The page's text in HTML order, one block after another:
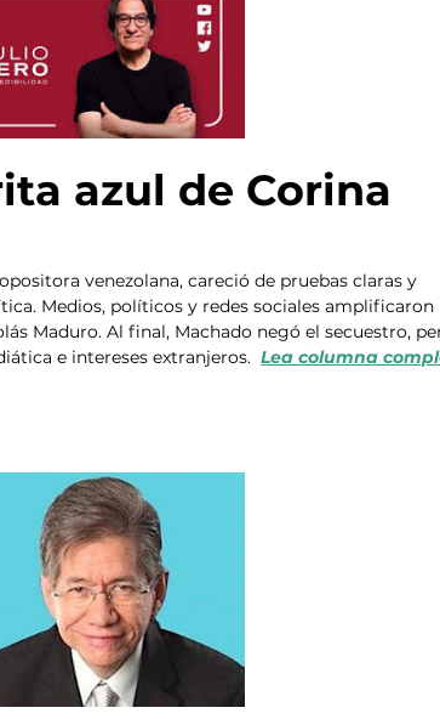
azul de Corina
venezolana, careció de pruebas claras y
Medios, políticos y redes sociales
Maduro. Al final, Machado negó el secuestro,
e intereses extranjeros. Lea columna